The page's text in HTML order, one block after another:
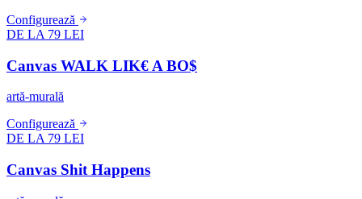
Configurează
DE LA 79 LEI
Canvas WALK LIK€ A BO$
artă-murală
Configurează
DE LA 79 LEI
Canvas Shit Happens